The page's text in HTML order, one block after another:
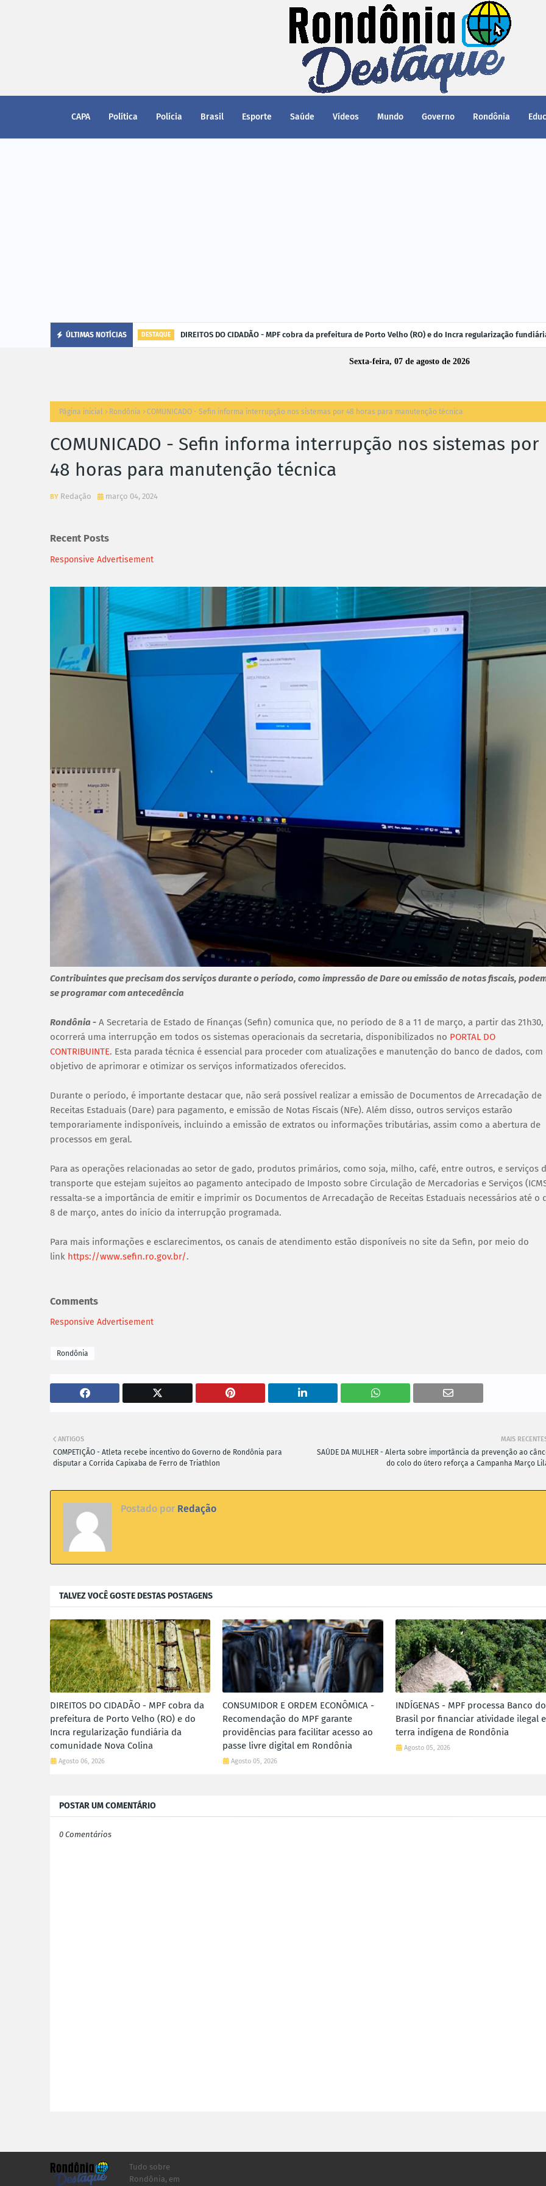
CAPA Política Polícia Brasil Esporte Saúde Vídeos Mundo Governo Rondônia
ÚLTIMAS NOTÍCIAS DESTAQUE DIREITOS DO CIDADÃO - MPF cobra da prefeitura de Porto Velho (RO) e do Incra regularização
Sexta-feira, 07 de agosto de 2026
Página inicial Rondônia COMUNICADO - Sefin informa interrupção nos sistemas por 48 horas para manutenção técnica
COMUNICADO - Sefin informa interrupção nos sistemas por
48 horas para manutenção técnica
Redação março 04, 2024
Recent Posts
Responsive Advertisement
Contribuintes que precisam dos serviços durante o período, como impressão de Dare ou emissão de notas fiscais,
se programar com antecedência
Rondônia - A Secretaria de Estado de Finanças (Sefin) comunica que, no período de 8 a 11 de março, a partir das 21h30,
ocorrerá uma interrupção em todos os sistemas operacionais da secretaria, disponibilizados no PORTAL DO
CONTRIBUINTE. Esta parada técnica é essencial para proceder com atualizações e manutenção do banco de dados, com
objetivo de aprimorar e otimizar os serviços informatizados oferecidos.
Durante o período, é importante destacar que, não será possível realizar a emissão de Documentos de Arrecadação de
Receitas Estaduais (Dare) para pagamento, e emissão de Notas Fiscais (NFe). Além disso, outros serviços estarão
temporariamente indisponíveis, incluindo a emissão de extratos ou informações tributárias, assim como a abertura de
processos em geral.
Para as operações relacionadas ao setor de gado, produtos primários, como soja, milho, café, entre outros, e serviços
transporte que estejam sujeitos ao pagamento antecipado de Imposto sobre Circulação de Mercadorias e Serviços
ressalta-se a importância de emitir e imprimir os Documentos de Arrecadação de Receitas Estaduais necessários até o
8 de março, antes do início da interrupção programada.
Para mais informações e esclarecimentos, os canais de atendimento estão disponíveis no site da Sefin, por meio do
link https://www.sefin.ro.gov.br/.
Comments
Responsive Advertisement
Rondônia
MAIS
SAÚDE DA MULHER - Alerta sobre importância da prevenção ao
do colo do útero reforça a Campanha Março
ANTIGOS
COMPETIÇÃO - Atleta recebe incentivo do Governo de Rondônia para
disputar a Corrida Capixaba de Ferro de Triathlon
Postado por Redação
TALVEZ VOCÊ GOSTE DESTAS POSTAGENS
DIREITOS DO CIDADÃO - MPF cobra da
prefeitura de Porto Velho (RO) e do
Incra regularização fundiária da
comunidade Nova Colina
Agosto 06, 2026
CONSUMIDOR E ORDEM ECONÔMICA -
Recomendação do MPF garante
providências para facilitar acesso ao
passe livre digital em Rondônia
Agosto 05, 2026
INDÍGENAS - MPF processa Banco do
Brasil por financiar atividade ilegal
terra indígena de Rondônia
Agosto 05, 2026
POSTAR UM COMENTÁRIO
0 Comentários
Tudo sobre
Rondônia, em